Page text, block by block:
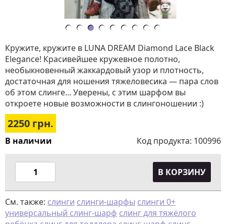
Кружите, кружите в LUNA DREAM Diamond Lace Black
Elegance! Красивейшее кружевное полотно,
необыкновенный жаккардовый узор и плотность,
достаточная для ношения тяжеловесика — пара слов
об этом слинге... Уверены, с этим шарфом вы
откроете новые возможности в слингоношении :)
2250 грн.
В наличии Код продукта: 100996
В КОРЗИНУ
См. также: слинги слинги-шарфы слинги 0+
универсальный слинг-шарф слинг для тяжёлого